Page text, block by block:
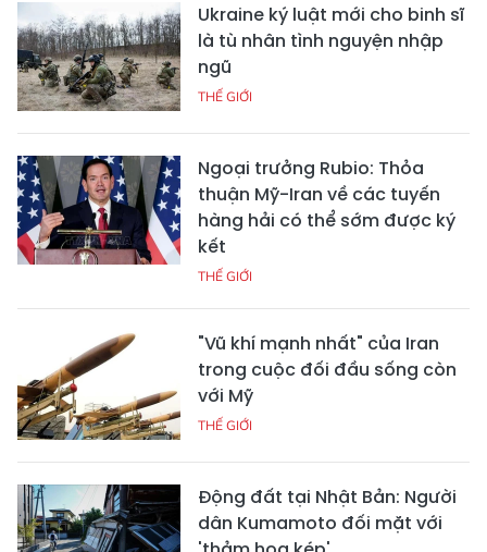
Ukraine ký luật mới cho binh sĩ
là tù nhân tình nguyện nhập
ngũ
THẾ GIỚI
Ngoại trưởng Rubio: Thỏa
thuận Mỹ-Iran về các tuyến
hàng hải có thể sớm được ký
kết
THẾ GIỚI
"Vũ khí mạnh nhất" của Iran
trong cuộc đối đầu sống còn
với Mỹ
THẾ GIỚI
Động đất tại Nhật Bản: Người
dân Kumamoto đối mặt với